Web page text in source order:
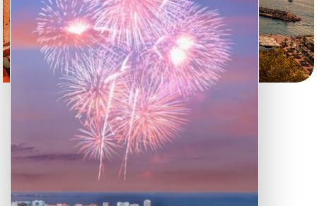
Antalya kincsei
Ókori görög és római romok, vízesések és
túraútvonalak, erdők és hegyek: Antalya a
kalandvágyók igazi paradicsoma.